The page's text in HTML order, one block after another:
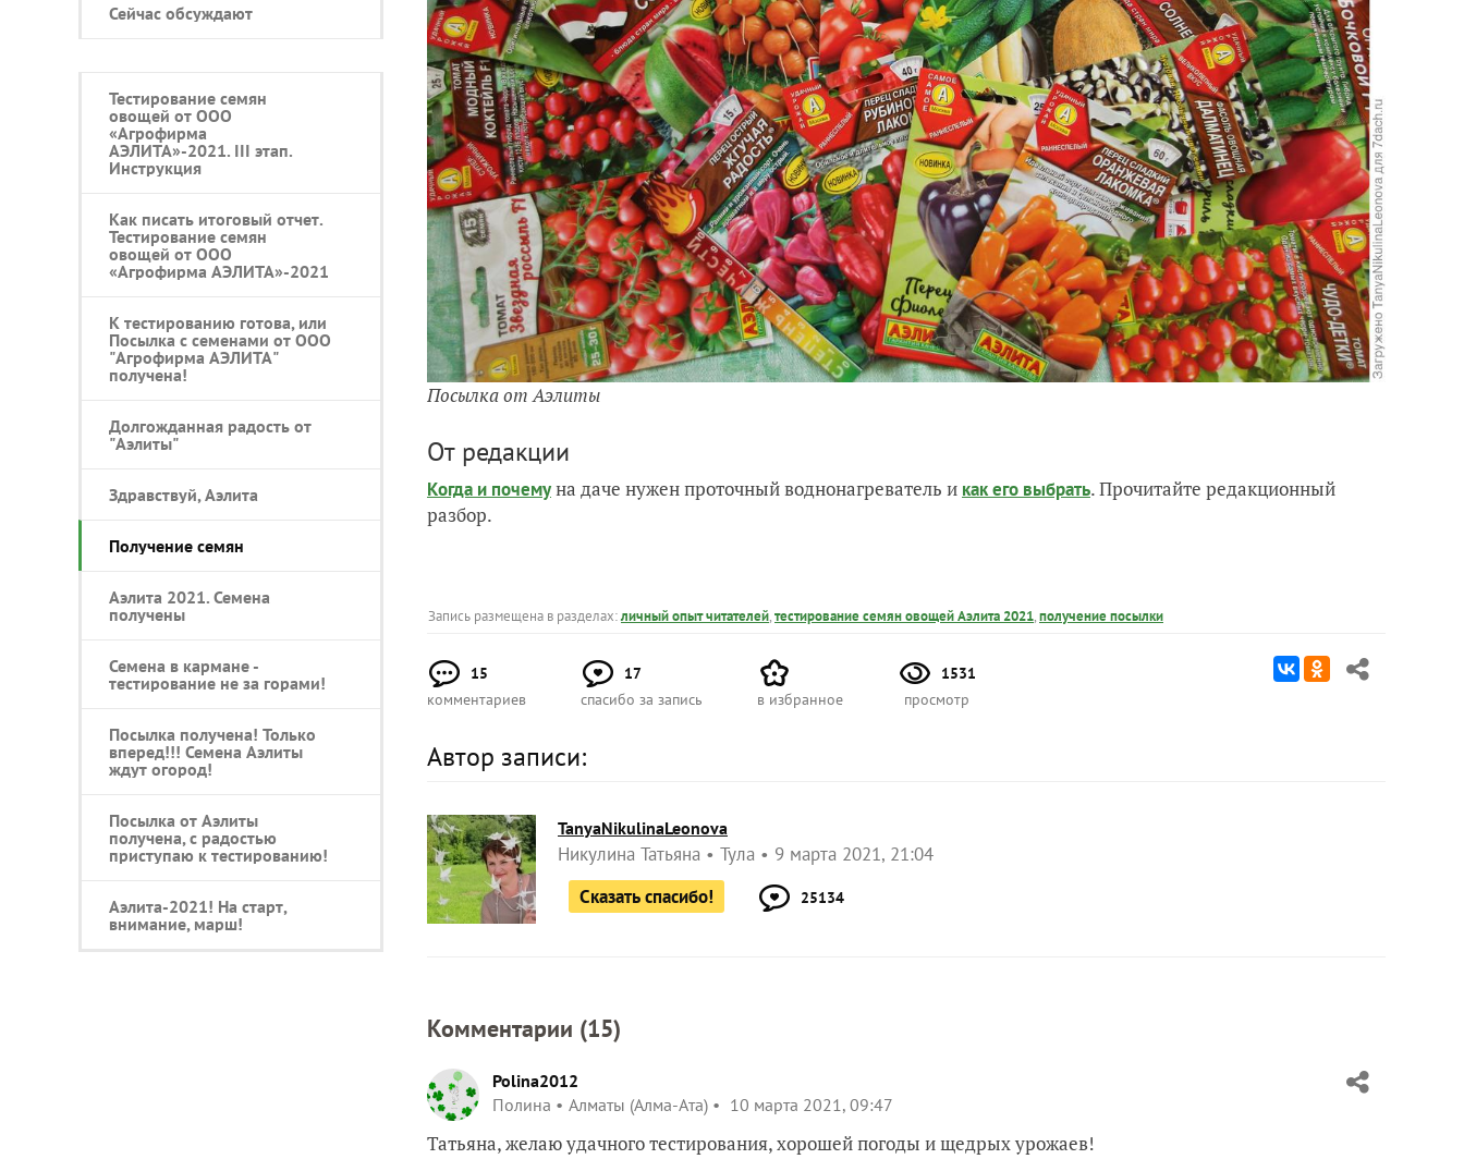
Сейчас обсуждают
Тестирование семян
овощей от ООО
«Агрофирма
АЭЛИТА»-2021. III этап.
Инструкция
Как писать итоговый отчет.
Тестирование семян
овощей от ООО
«Агрофирма АЭЛИТА»-2021
К тестированию готова, или
Посылка с семенами от ООО
"Агрофирма АЭЛИТА"
получена!
Долгожданная радость от
"Аэлиты"
Здравствуй, Аэлита
Получение семян
Аэлита 2021. Семена
получены
Семена в кармане -
тестирование не за горами!
Посылка получена! Только
вперед!!! Семена Аэлиты
ждут огород!
Посылка от Аэлиты
получена, с радостью
приступаю к тестированию!
Аэлита-2021! На старт,
внимание, марш!
Посылка от Аэлиты
От редакции
Когда и почемуна даче нужен проточный воднонагреватель и как его выбрать. Прочитайте редакционный
разбор.
Запись размещена в разделах:личный опыт читателей,тестирование семян овощей Аэлита 2021,получение посылки
15
комментариев
17
спасибо за запись
в избранное
1531
просмотр
Автор записи:
TanyaNikulinaLeonova
Никулина Татьяна Тула
9 марта 2021, 21:04
Сказать спасибо!
25134
Комментарии (15)
Polina2012
Полина
Алматы (Алма-Ата) 10 марта 2021, 09:47
Татьяна, желаю удачного тестирования, хорошей погоды и щедрых урожаев!